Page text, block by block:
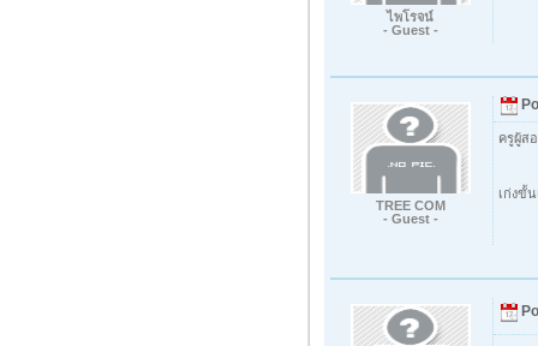
ไพโรจน์
- Guest -
TREE COM
- Guest -
ครูผู้ส
เก่งขั้